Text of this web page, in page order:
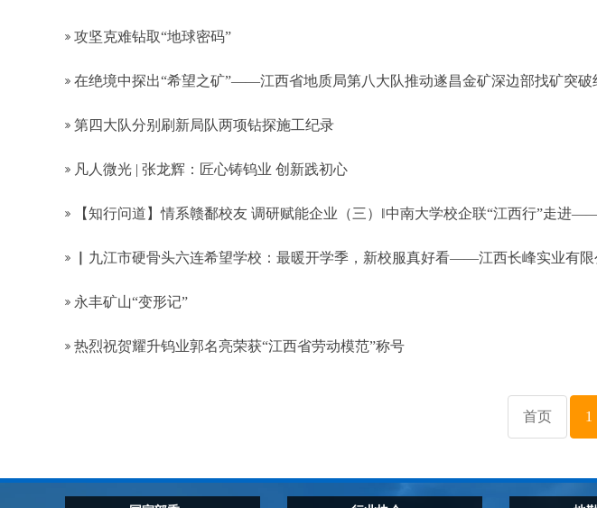
攻坚克难钻取“地球密码”
在绝境中探出“希望之矿”——江西省地质局第八大队推动遂昌金矿深边部找矿突破
第四大队分别刷新局队两项钻探施工纪录
凡人微光 | 张龙辉：匠心铸钨业 创新践初心
【知行问道】情系赣鄱校友 调研赋能企业（三）‖中南大学校企联“江西行”走进
▏九江市硬骨头六连希望学校：最暖开学季，新校服真好看——江西长峰实业有限
永丰矿山“变形记”
热烈祝贺耀升钨业郭名亮荣获“江西省劳动模范”称号
首页 1